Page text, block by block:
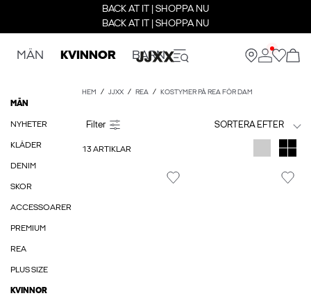
BACK AT IT | SHOPPA NU
BACK AT IT | SHOPPA NU
MÄN KVINNOR BARN
MÄN
NYHETER
KLÄDER
DENIM
SKOR
ACCESSOARER
PREMIUM
REA
PLUS SIZE
KVINNOR
HEM JJXX REA KOSTYMER PÅ REA FÖR DAM
SORTERA EFTER
13 ARTIKLAR